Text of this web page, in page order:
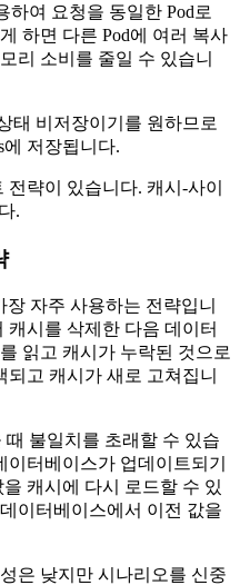
하여 요청을 동일한 Pod로
하면 다른 Pod에 여러 복사
리 소비를 줄일 수 있습니
태 비저장이기를 원하므로
에 저장됩니다.
략이 있습니다. 캐시-사이
.
자주 사용하는 전략입니
캐시를 삭제한 다음 데이터
읽고 캐시가 누락된 것으로
고 캐시가 새로 고쳐집니
때 불일치를 초래할 수 있습
터베이스가 업데이트되기
캐시에 다시 로드할 수 있
이터베이스에서 이전 값을
은 낮지만 시나리오를 신중